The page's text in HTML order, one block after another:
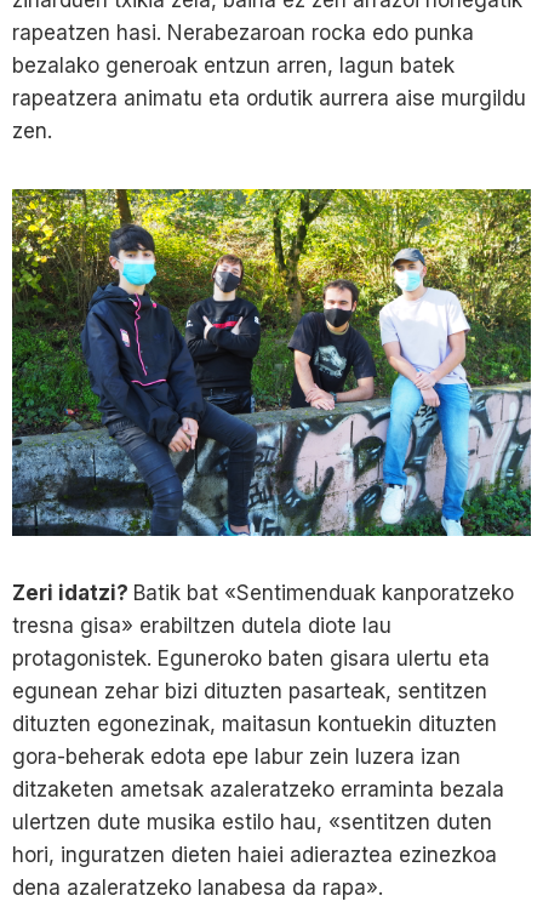
rapeatzen hasi. Nerabezaroan rocka edo punka
bezalako generoak entzun arren, lagun batek
rapeatzera animatu eta ordutik aurrera aise murgildu
zen.
Zeri idatzi? Batik bat «Sentimenduak kanporatzeko
tresna gisa» erabiltzen dutela diote lau
protagonistek. Eguneroko baten gisara ulertu eta
egunean zehar bizi dituzten pasarteak, sentitzen
dituzten egonezinak, maitasun kontuekin dituzten
gora-beherak edota epe labur zein luzera izan
ditzaketen ametsak azaleratzeko erraminta bezala
ulertzen dute musika estilo hau, «sentitzen duten
hori, inguratzen dieten haiei adieraztea ezinezkoa
dena azaleratzeko lanabesa da rapa».